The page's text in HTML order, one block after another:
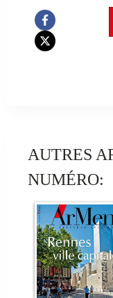
AUTRES
NUMÉRO: